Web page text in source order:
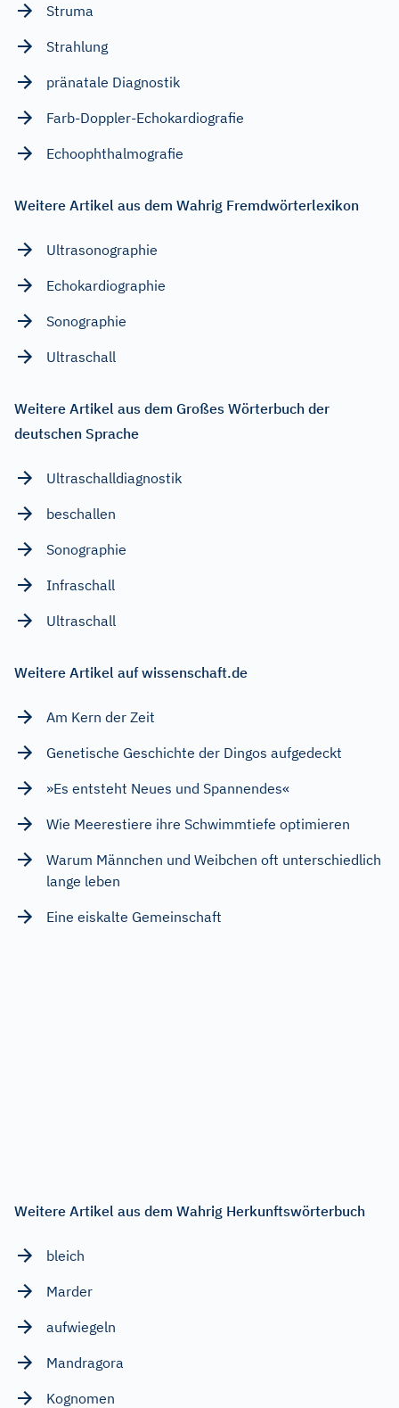
Struma
Strahlung
pränatale Diagnostik
Farb-Doppler-Echokardiografie
Echoophthalmografie
Weitere Artikel aus dem Wahrig Fremdwörterlexikon
Ultrasonographie
Echokardiographie
Sonographie
Ultraschall
Weitere Artikel aus dem Großes Wörterbuch der
deutschen Sprache
Ultraschalldiagnostik
beschallen
Sonographie
Infraschall
Ultraschall
Weitere Artikel auf wissenschaft.de
Am Kern der Zeit
Genetische Geschichte der Dingos aufgedeckt
»Es entsteht Neues und Spannendes«
Wie Meerestiere ihre Schwimmtiefe optimieren
Warum Männchen und Weibchen oft unterschiedlich
lange leben
Eine eiskalte Gemeinschaft
Weitere Artikel aus dem Wahrig Herkunftswörterbuch
bleich
Marder
aufwiegeln
Mandragora
Kognomen